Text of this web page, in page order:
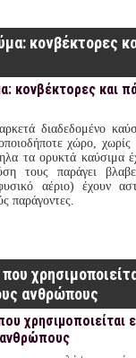
κονβέκτορες
διαδεδομένο
χώρο, χωρίς
τα ορυκτά καύσιμα
τους παράγει
αέριο) έχουν
παράγοντες.
ανθρώπους